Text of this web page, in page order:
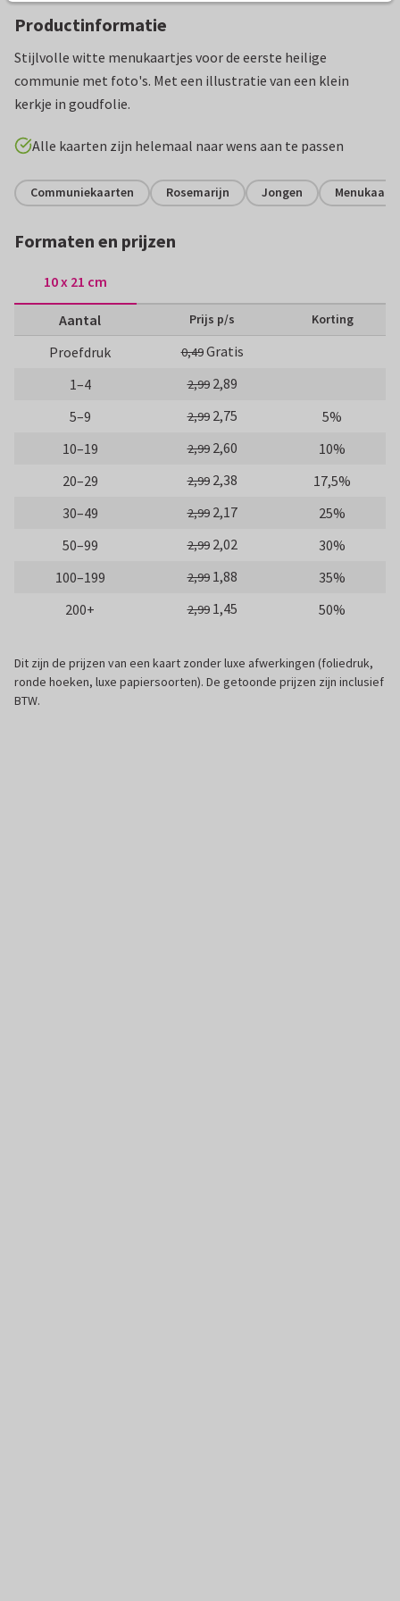
Productinformatie
Stijlvolle witte menukaartjes voor de eerste heilige
communie met foto's. Met een illustratie van een klein
kerkje in goudfolie.
Alle kaarten zijn helemaal naar wens aan te passen
Communiekaarten Rosemarijn Jongen
Formaten en prijzen
10 x 21 cm
Aantal Prijs p/s Korting
Proefdruk 0,49Gratis
1–4
2,99 2,89
5–9
2,99 2,75
5%
10–19
2,99 2,60
10%
20–29
2,99 2,38
17,5%
30–49
2,99 2,17
25%
50–99
2,99 2,02
30%
100–199
2,99 1,88
35%
200+
2,99 1,45 50%
Dit zijn de prijzen van een kaart zonder luxe afwerkingen (foliedruk,
ronde hoeken, luxe papiersoorten). De getoonde prijzen zijn inclusief
BTW.